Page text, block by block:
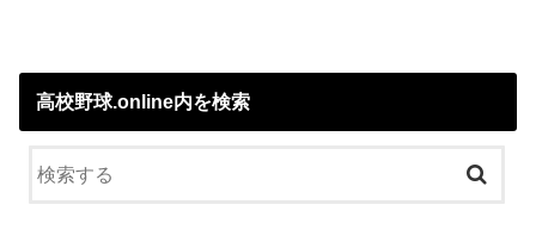
高校野球.online内を検索